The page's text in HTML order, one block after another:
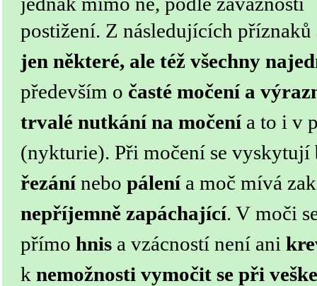
postižení. Z následujících příznaků
jen některé, ale též všechny
především o časté močení a
trvalé nutkání na močenía to i v
(nykturie). Při močení se vyskytují
řezánínebo pálenía moč mívá
nepříjemně zapáchající. V moči
přímo hnis a vzácností není ani
k nemožnosti vymočit se při